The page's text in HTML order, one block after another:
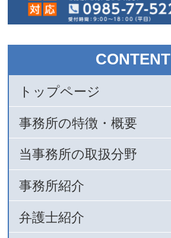
CONTENT
トップページ
事務所の特徴・概要
当事務所の取扱分野
事務所紹介
弁護士紹介